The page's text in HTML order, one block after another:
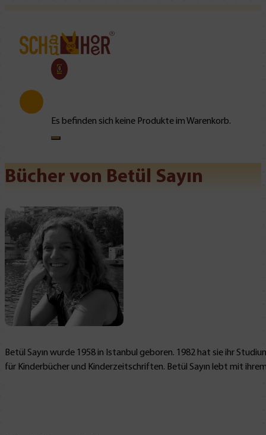
0
Es befinden sich keine Produkte im Warenkorb.
Bücher von Betül Sayın
Betül Sayın wurde 1958 in Istanbul geboren. 1982 hat sie ihr
für Kinderbücher und Kinderzeitschriften. Betül Sayın lebt mit